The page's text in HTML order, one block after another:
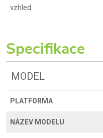
vzhled.
Specifikace
MODEL
PLATFORMA
NÁZEV MODELU